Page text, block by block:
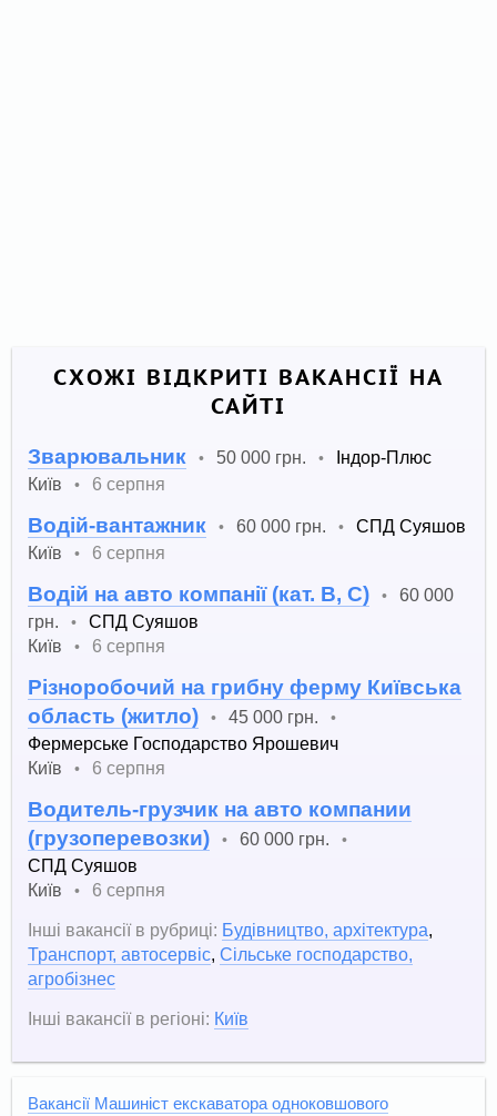
СХОЖІ ВІДКРИТІ ВАКАНСІЇ НА
САЙТІ
Зварювальник • 50 000 грн. •
Індор-Плюс
Київ
• 6 серпня
Водій-вантажник • 60 000 грн. •
СПД Суяшов
Київ
• 6 серпня
Водій на авто компанії (кат. В, С) •
60 000
грн.
•
СПД Суяшов
Київ
• 6 серпня
Різноробочий на грибну ферму Київська
область (житло)
• 45 000 грн. •
Фермерське Господарство Ярошевич
Київ
• 6 серпня
Водитель-грузчик на авто компании
(грузоперевозки)
• 60 000 грн. •
СПД Суяшов
Київ
•
6 серпня
Інші вакансії в рубриці: Будівництво, архітектура,
Транспорт, автосервіс,Сільське господарство,
агробізнес
Інші вакансії в регіоні: Київ
Вакансії Машиніст екскаватора одноковшового